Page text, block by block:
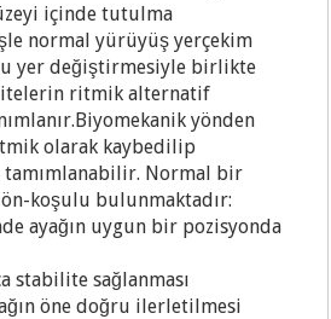
içinde tutulma
normal yürüyüş yerçekim
yer değiştirmesiyle birlikte
ritmik alternatif
yönden
olarak kaybedilip
tamımlanabilir. Normal bir
koşulu bulunmaktadır:
ayağın uygun bir pozisyonda
stabilite sağlanması
öne doğru ilerletilmesi